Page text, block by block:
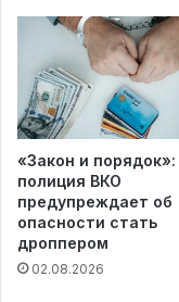
«Закон и порядок»:
полиция ВКО
предупреждает об
опасности стать
дроппером
02.08.2026